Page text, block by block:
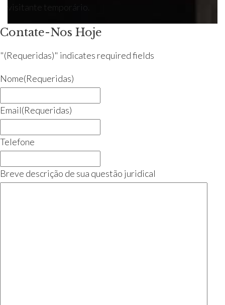
visitante temporário.
Contate-Nos Hoje
"(Requeridas)" indicates required fields
Nome(Requeridas)
Email(Requeridas)
Telefone
Breve descrição de sua questão juridical